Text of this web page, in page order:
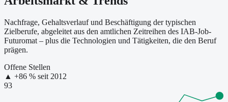
Nachfrage, Gehaltsverlauf und Beschäftigung der typischen
Zielberufe, abgeleitet aus den amtlichen Zeitreihen des IAB-Job-
Futuromat – plus die Technologien und Tätigkeiten, die den Beruf
prägen.
Offene Stellen
▲ +86 % seit 2012
93